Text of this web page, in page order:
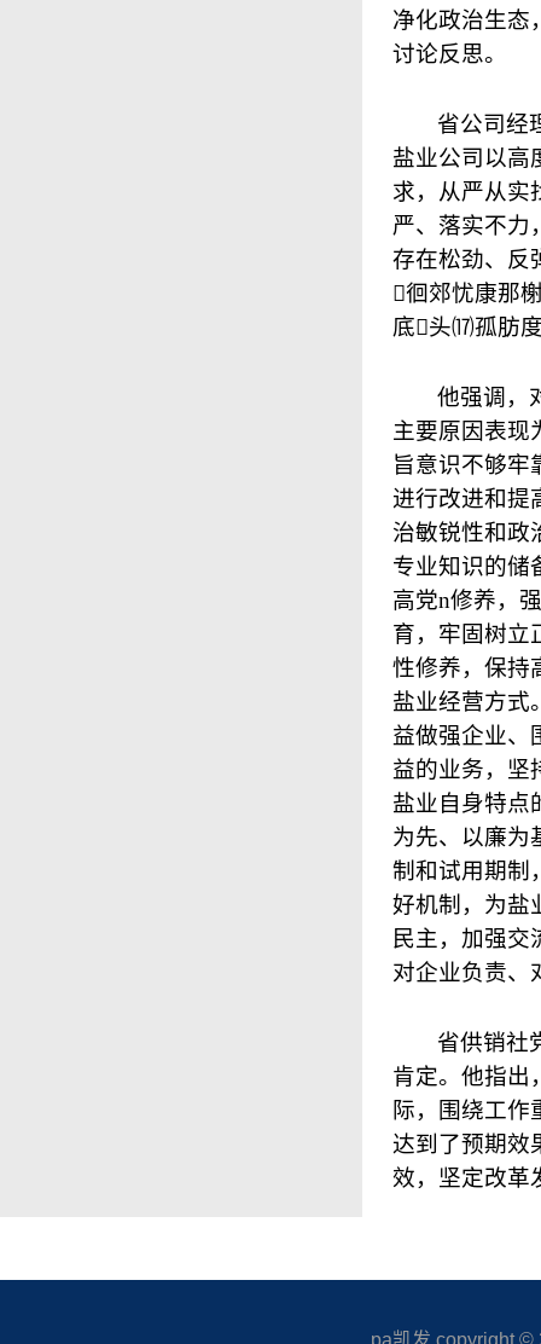
净化政治生态
讨论反思。
省公司经
盐业公司以高
求，从严从实
严、落实不力
存在松劲、反
徊郊忧康那
底头⒄孤肪
他强调，
主要原因表现
旨意识不够牢
进行改进和提
治敏锐性和政
专业知识的储
高党n修养，
育，牢固树立
性修养，保持
盐业经营方式
益做强企业、
益的业务，坚
盐业自身特点
为先、以廉为
制和试用期制
好机制，为盐
民主，加强交
对企业负责、
省供销社
肯定。他指出
际，围绕工作
达到了预期效
效，坚定改革
pa凯发 copyright ©